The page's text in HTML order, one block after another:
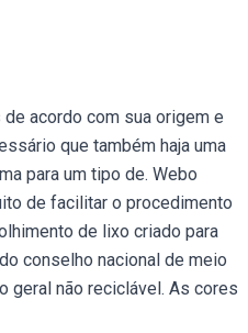
acordo com sua origem e
que também haja uma
para um tipo de. Webo
de facilitar o procedimento
de lixo criado para
conselho nacional de meio
geral não reciclável. As cores